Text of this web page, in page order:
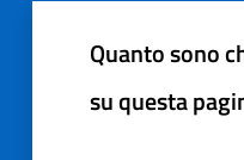
Quanto sono
su questa